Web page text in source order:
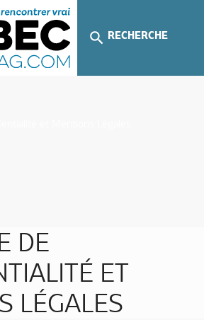
RECHERCHE
DE
ET
LÉGALES